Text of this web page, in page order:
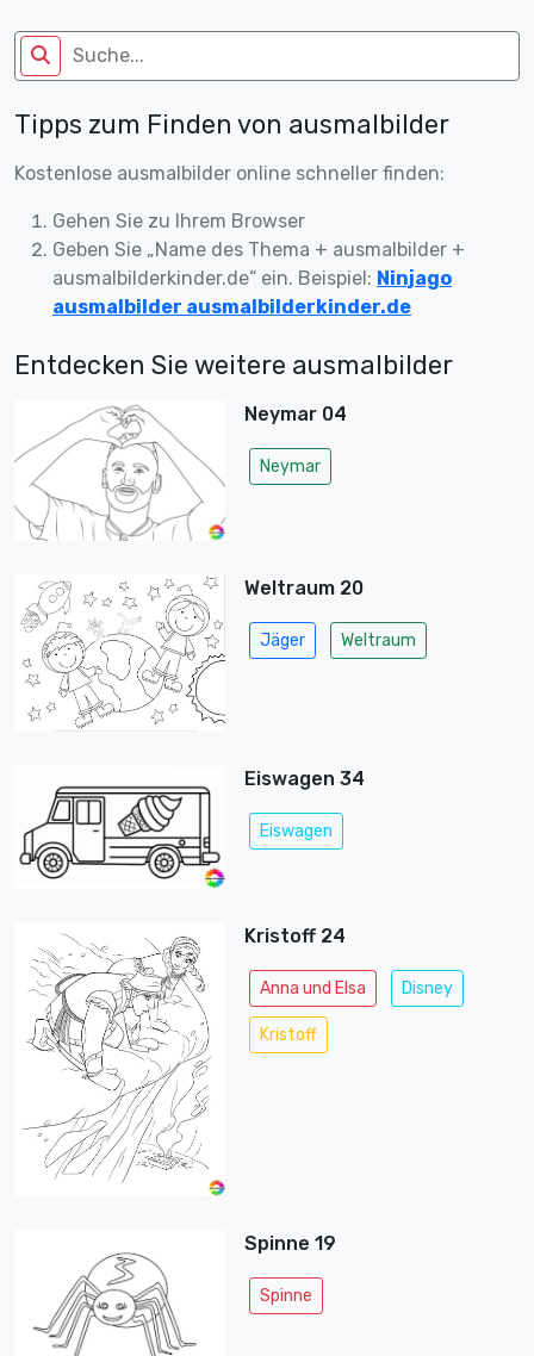
Tipps zum Finden von ausmalbilder
Kostenlose ausmalbilder online schneller finden:
Gehen Sie zu Ihrem Browser
Geben Sie „Name des Thema + ausmalbilder +
ausmalbilderkinder.de“ ein. Beispiel: Ninjago
ausmalbilder ausmalbilderkinder.de
Entdecken Sie weitere ausmalbilder
Neymar 04
Neymar
Weltraum 20
Jäger Weltraum
Eiswagen 34
Eiswagen
Kristoff 24
Anna und Elsa Disney
Kristoff
Spinne 19
Spinne